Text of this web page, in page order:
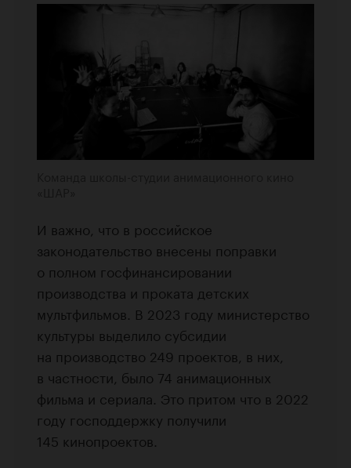
И важно, что в российское
законодательство внесены поправки
о полном госфинансировании
производства и проката детских
мультфильмов. В 2023 году министерство
культуры выделило субсидии
на производство 249 проектов, в них,
в частности, было 74 анимационных
фильма и сериала. Это притом что в 2022
году господдержку получили
145 кинопроектов.